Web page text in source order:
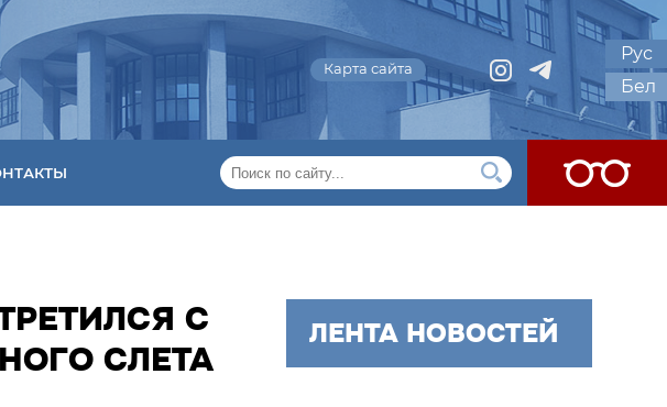
Карта сайта
Рус
Бел
С
СЛЕТА
ЛЕНТА НОВОСТЕЙ